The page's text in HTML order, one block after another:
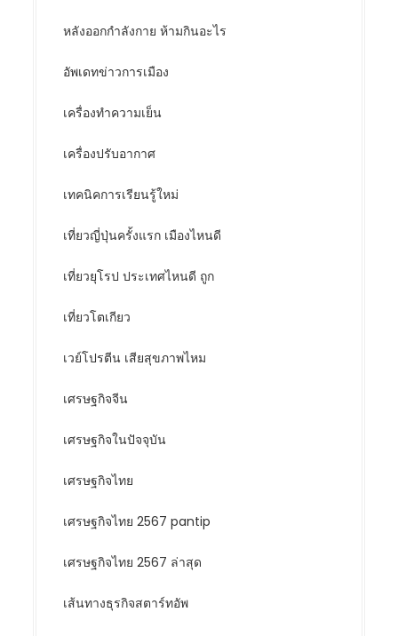
หลังออกกําลังกาย ห้ามกินอะไร
อัพเดทข่าวการเมือง
เครื่องทำความเย็น
เครื่องปรับอากาศ
เทคนิคการเรียนรู้ใหม่
เที่ยวญี่ปุ่นครั้งแรก เมืองไหนดี
เที่ยวยุโรป ประเทศไหนดี ถูก
เที่ยวโตเกียว
เวย์โปรตีน เสียสุขภาพไหม
เศรษฐกิจจีน
เศรษฐกิจในปัจจุบัน
เศรษฐกิจไทย
เศรษฐกิจไทย 2567 pantip
เศรษฐกิจไทย 2567 ล่าสุด
เส้นทางธุรกิจสตาร์ทอัพ